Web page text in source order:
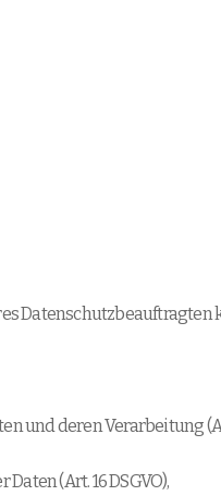
Datenschutzbeauftragten
und deren Verarbeitung
(Art. 16 DSGVO),